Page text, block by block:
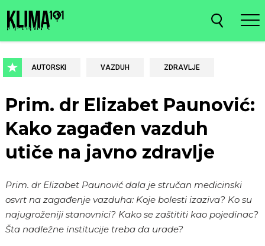
AUTORSKI VAZDUH ZDRAVLJE
Prim. dr Elizabet Paunović:
Kako zagađen vazduh
utiče na javno zdravlje
Prim. dr Elizabet Paunović dala je stručan medicinski
osvrt na zagađenje vazduha: Koje bolesti izaziva? Ko su
najugroženiji stanovnici? Kako se zaštititi kao pojedinac?
Šta nadležne institucije treba da urade?